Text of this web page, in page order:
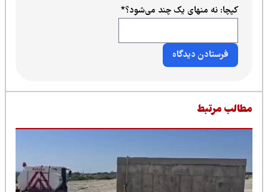
کپچا: نه منهای یک چند می‌شود؟*
مرتبط